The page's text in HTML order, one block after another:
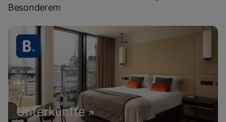
Besonderem
Unterkünfte